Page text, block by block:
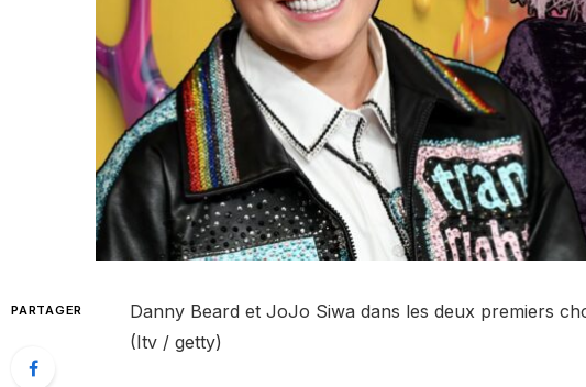
PARTAGER
Danny Beard et JoJo Siwa dans les deux premiers
(Itv / getty)